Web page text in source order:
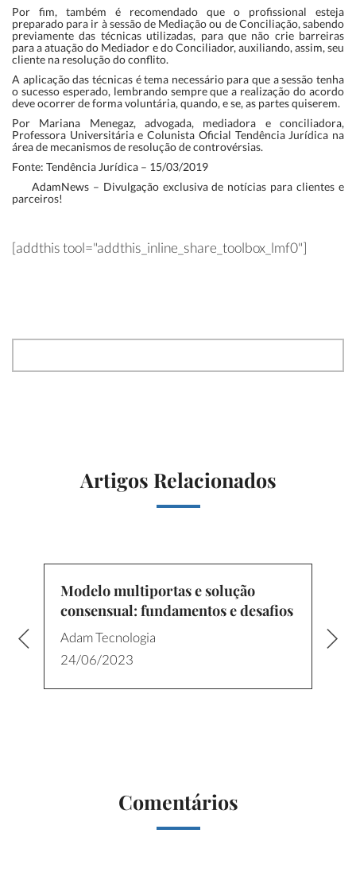
Por fim, também é recomendado que o profissional esteja
preparado para ir à sessão de Mediação ou de Conciliação, sabendo
previamente das técnicas utilizadas, para que não crie barreiras
para a atuação do Mediador e do Conciliador, auxiliando, assim, seu
cliente na resolução do conflito.
A aplicação das técnicas é tema necessário para que a sessão tenha
o sucesso esperado, lembrando sempre que a realização do acordo
deve ocorrer de forma voluntária, quando, e se, as partes quiserem.
Por Mariana Menegaz, advogada, mediadora e conciliadora,
Professora Universitária e Colunista Oficial Tendência Jurídica na
área de mecanismos de resolução de controvérsias.
Fonte: Tendência Jurídica – 15/03/2019
AdamNews– Divulgação exclusiva de notícias para clientes e
parceiros!
[addthis tool="addthis_inline_share_toolbox_lmf0"]
Artigos Relacionados
Modelo multiportas e solução
consensual: fundamentos e desafios
Adam Tecnologia
24/06/2023
Comentários